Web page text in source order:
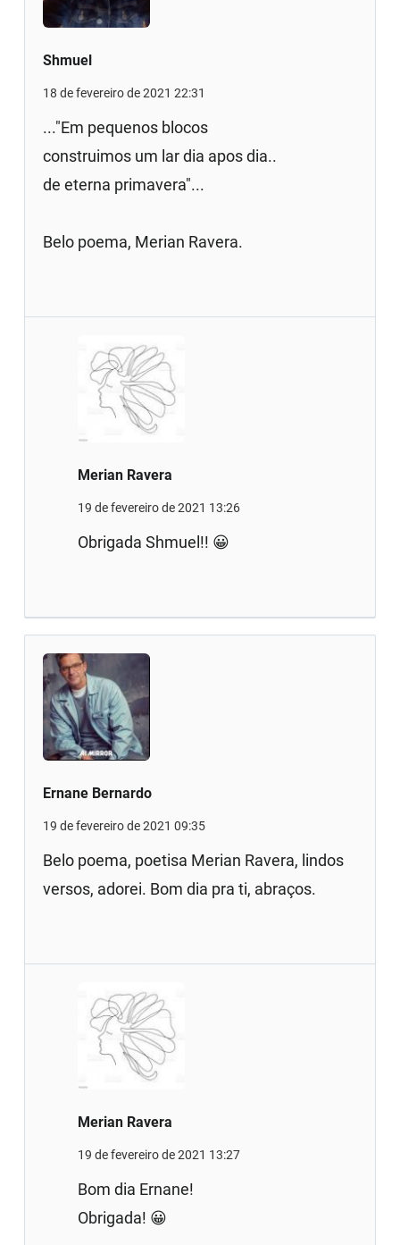
Shmuel
18 de fevereiro de 2021 22:31
..."Em pequenos blocos
construimos um lar dia apos dia..
de eterna primavera"...
Belo poema, Merian Ravera.
Merian Ravera
19 de fevereiro de 2021 13:26
Obrigada Shmuel!! 😀
Ernane Bernardo
19 de fevereiro de 2021 09:35
Belo poema, poetisa Merian Ravera, lindos
versos, adorei. Bom dia pra ti, abraços.
Merian Ravera
19 de fevereiro de 2021 13:27
Bom dia Ernane!
Obrigada! 😀